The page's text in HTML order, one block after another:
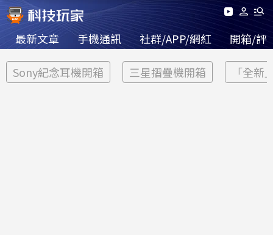
最新文章 手機通訊 社群/APP/網紅 開箱/評
Sony紀念耳機開箱 三星摺疊機開箱 「全新